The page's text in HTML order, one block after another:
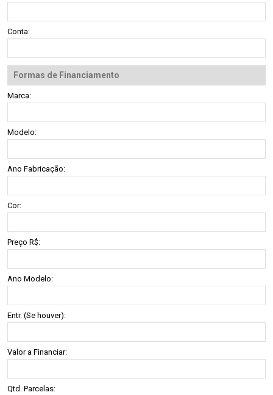
Conta:
Formas de Financiamento
Marca:
Modelo:
Ano Fabricação:
Cor:
Preço R$:
Ano Modelo:
Entr. (Se houver):
Valor a Financiar:
Qtd. Parcelas: